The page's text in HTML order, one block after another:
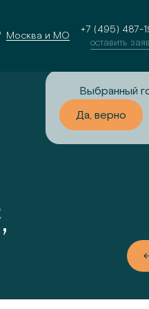
Москва и МО
+7 (495) 487-
оставить
Выбранный
Да, верно
Выбрать город